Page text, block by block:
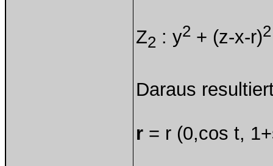
Z2 : y2 + (z-x-r)2
Daraus
r = r (0,cos t,